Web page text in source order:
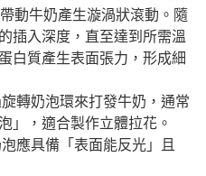
動牛奶產生漩渦狀滾動。隨
插入深度，直至達到所需溫
白質產生表面張力，形成細
轉奶泡環來打發牛奶，通常
」，適合製作立體拉花。
應具備「表面能反光」且